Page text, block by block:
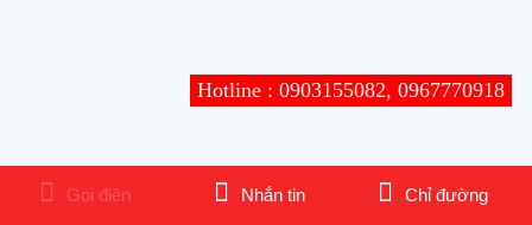
Hotline : 0903155082, 0967770918
Gọi điện Nhắn tin Chỉ đường